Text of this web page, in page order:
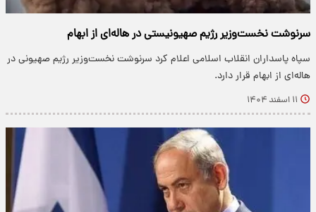
سرنوشت نخست‌وزیر رژیم صهیونیستی در هاله‌ای از ابهام
سپاه پاسداران انقلاب اسلامی اعلام کرد سرنوشت نخست‌وزیر رژیم صهیونی در
هاله‌ای از ابهام قرار دارد.
۱۱ اسفند ۱۴۰۴